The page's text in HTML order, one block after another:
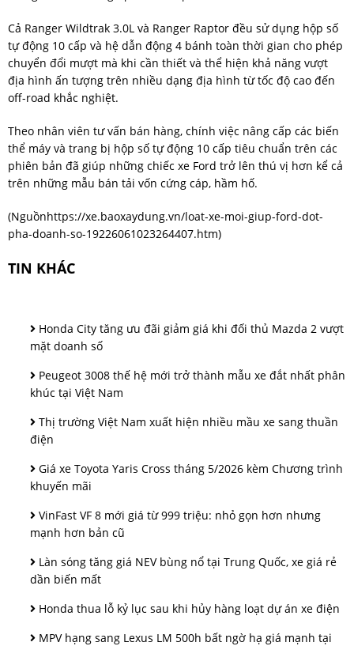
Cả Ranger Wildtrak 3.0L và Ranger Raptor đều sử dụng hộp số
tự động 10 cấp và hệ dẫn động 4 bánh toàn thời gian cho phép
chuyển đổi mượt mà khi cần thiết và thể hiện khả năng vượt
địa hình ấn tượng trên nhiều dạng địa hình từ tốc độ cao đến
off-road khắc nghiệt.
Theo nhân viên tư vấn bán hàng, chính việc nâng cấp các biến
thể máy và trang bị hộp số tự động 10 cấp tiêu chuẩn trên các
phiên bản đã giúp những chiếc xe Ford trở lên thú vị hơn kể cả
trên những mẫu bán tải vốn cứng cáp, hầm hố.
(Nguồnhttps://xe.baoxaydung.vn/loat-xe-moi-giup-ford-dot-
pha-doanh-so-19226061023264407.htm)
TIN KHÁC
Honda City tăng ưu đãi giảm giá khi đối thủ Mazda 2 vượt
mặt doanh số
Peugeot 3008 thế hệ mới trở thành mẫu xe đắt nhất phân
khúc tại Việt Nam
Thị trường Việt Nam xuất hiện nhiều mầu xe sang thuần
điện
Giá xe Toyota Yaris Cross tháng 5/2026 kèm Chương trình
khuyến mãi
VinFast VF 8 mới giá từ 999 triệu: nhỏ gọn hơn nhưng
mạnh hơn bản cũ
Làn sóng tăng giá NEV bùng nổ tại Trung Quốc, xe giá rẻ
dần biến mất
Honda thua lỗ kỷ lục sau khi hủy hàng loạt dự án xe điện
MPV hạng sang Lexus LM 500h bất ngờ hạ giá mạnh tại